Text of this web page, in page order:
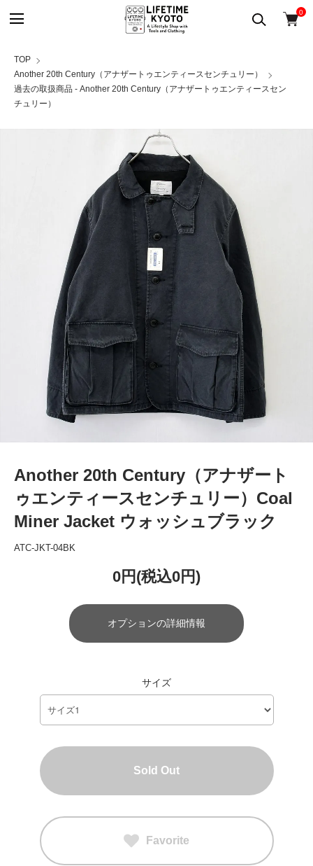
0
TOP
Another 20th Century（アナザートゥエンティースセンチュリー）
過去の取扱商品 - Another 20th Century（アナザートゥエンティースセン
チュリー）
Another 20th Century（アナザート
ゥエンティースセンチュリー）Coal
Miner Jacket ウォッシュブラック
ATC-JKT-04BK
0円(税込0円)
オプションの詳細情報
サイズ
Sold Out
Favorite